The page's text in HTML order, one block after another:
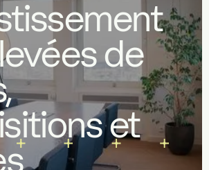
execution Specialist
de dups L'équipe
de
et